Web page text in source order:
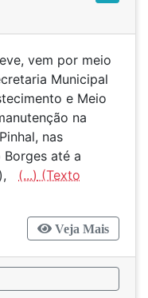
vem por meio
Municipal
e Meio
na
nas
até a
(...)
Veja Mais